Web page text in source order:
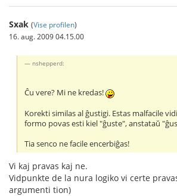
Sxak (Vise profilen)
16. aug. 2009 04.15.00
nshepperd:
Ĉu vere? Mi ne kredas!
Korekti similas al ĝustigi. Estas malfacile
formo povas esti kiel "ĝuste", anstataŭ
Tia senco ne facile encerbiĝas!
Vi kaj pravas kaj ne.
Vidpunkte de la nura logiko vi certe
argumenti tion)